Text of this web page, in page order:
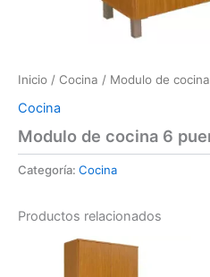
Inicio / Cocina / Modulo de
Cocina
Modulo de cocina 6
Categoría: Cocina
Productos relacionados